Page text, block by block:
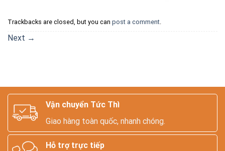
Trackbacks are closed, but you can post a comment.
Next →
Vận chuyển Tức Thì
Giao hàng toàn quốc, nhanh chóng.
Hỗ trợ trực tiếp